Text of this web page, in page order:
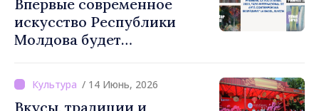
Впервые современное
искусство Республики
Молдова будет
Basel 2026
/ 14 Июнь, 2026
Вкусы, традиции и